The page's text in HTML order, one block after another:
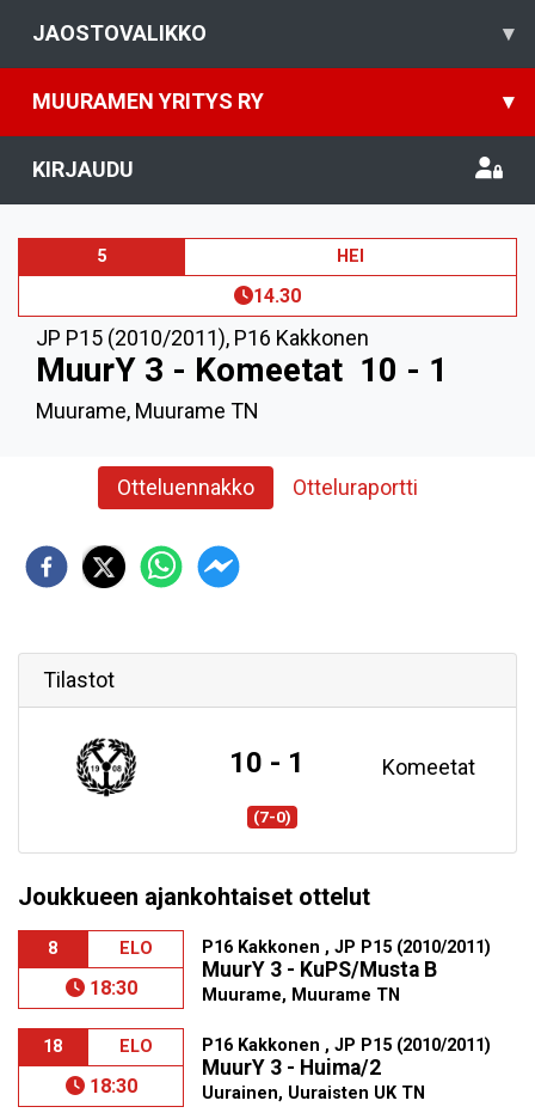
JAOSTOVALIKKO ▾
MUURAMEN YRITYS RY ▾
KIRJAUDU
5 HEI
14.30
JP P15 (2010/2011), P16 Kakkonen
MuurY 3 - Komeetat 10 - 1
Muurame, Muurame TN
Otteluennakko Otteluraportti
Tilastot
10 - 1 Komeetat
(7-0)
Joukkueen ajankohtaiset ottelut
8 ELO
18:30
P16 Kakkonen , JP P15 (2010/2011)
MuurY 3 - KuPS/Musta B
Muurame, Muurame TN
18 ELO
18:30
P16 Kakkonen , JP P15 (2010/2011)
MuurY 3 - Huima/2
Uurainen, Uuraisten UK TN